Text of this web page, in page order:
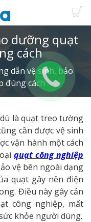
dưỡng quạt
cách
dẫn vệ sinh, bảo
đúng cách
là quạt treo tường
cần được vệ sinh
vận hành một cách
quạt công nghiệp
vệ bên ngoài dạng
quạt gây nên điện
Điều này gây cản
công nghiệp, mất
khỏe người dùng.